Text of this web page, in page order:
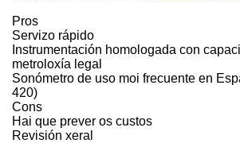
Pros
Servizo rápido
Instrumentación homologada con
metroloxía legal
Sonómetro de uso moi frecuente en
420)
Cons
Hai que prever os custos
Revisión xeral